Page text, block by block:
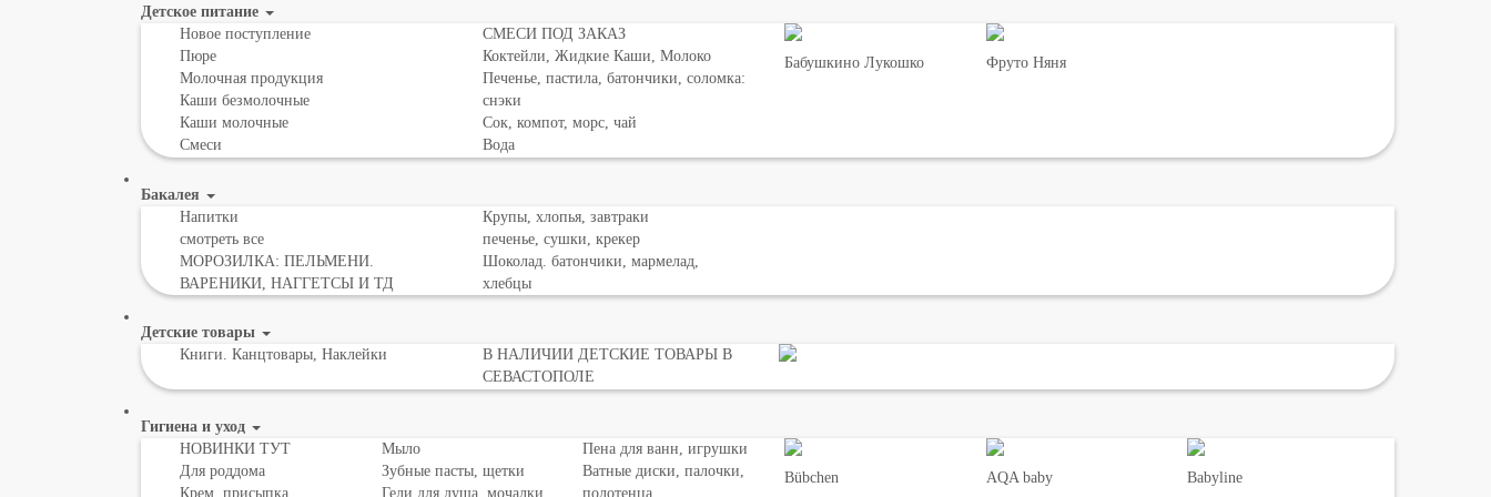
Детское питание
Новое поступление
Пюре
Молочная продукция
Каши безмолочные
Каши молочные
Смеси
СМЕСИ ПОД ЗАКАЗ
Коктейли, Жидкие Каши, Молоко
Печенье, пастила, батончики, соломка:
снэки
Сок, компот, морс, чай
Вода
Бабушкино Лукошко Фруто Няня
Бакалея
Напитки
смотреть все
МОРОЗИЛКА: ПЕЛЬМЕНИ.
ВАРЕНИКИ, НАГГЕТСЫ И ТД
Крупы, хлопья, завтраки
печенье, сушки, крекер
Шоколад. батончики, мармелад,
хлебцы
Детские товары
Книги. Канцтовары, Наклейки
В НАЛИЧИИ ДЕТСКИЕ ТОВАРЫ В
СЕВАСТОПОЛЕ
Гигиена и уход
НОВИНКИ ТУТ
Для роддома
Крем, присыпка,
Мыло
Зубные пасты, щетки
Гели для душа, мочалки
Пена для ванн, игрушки
Ватные диски, палочки,
полотенца
Bübchen AQA baby Babyline